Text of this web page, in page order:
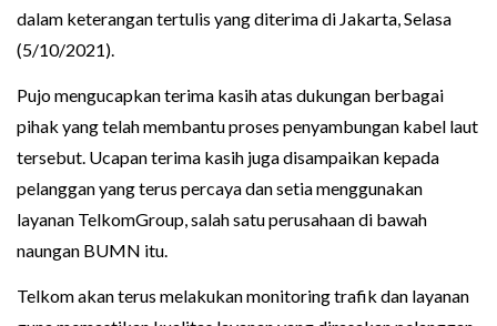
dalam keterangan tertulis yang diterima di Jakarta, Selasa
(5/10/2021).
Pujo mengucapkan terima kasih atas dukungan berbagai
pihak yang telah membantu proses penyambungan kabel laut
tersebut. Ucapan terima kasih juga disampaikan kepada
pelanggan yang terus percaya dan setia menggunakan
layanan TelkomGroup, salah satu perusahaan di bawah
naungan BUMN itu.
Telkom akan terus melakukan monitoring trafik dan layanan